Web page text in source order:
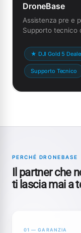
DroneBase
Assistenza pre e
Supporto tecnico
★ DJI Gold 5
Supporto Tecnico
PERCHÉ DRONEBASE
Il partner che
ti lascia mai a
01 — GARANZIA